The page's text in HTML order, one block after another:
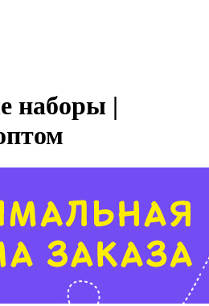
наборы |